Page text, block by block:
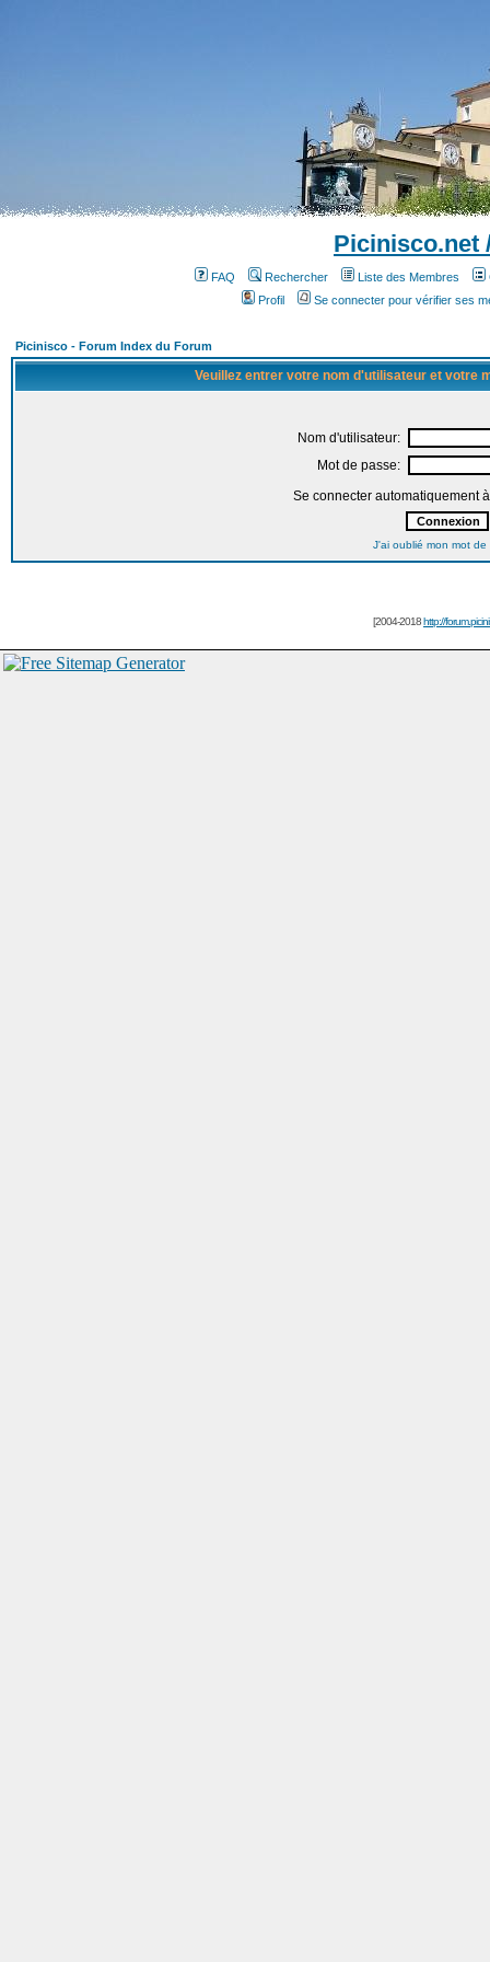
Picinisco.net
FAQ Rechercher Liste des Membres
Profil
Se connecter pour vérifier ses
Picinisco - Forum Index du Forum
Veuillez entrer votre nom d'utilisateur et votre
Nom d'utilisateur:
Mot de passe:
Se connecter automatiquement
J'ai oublié mon mot de
[2004-2018http://